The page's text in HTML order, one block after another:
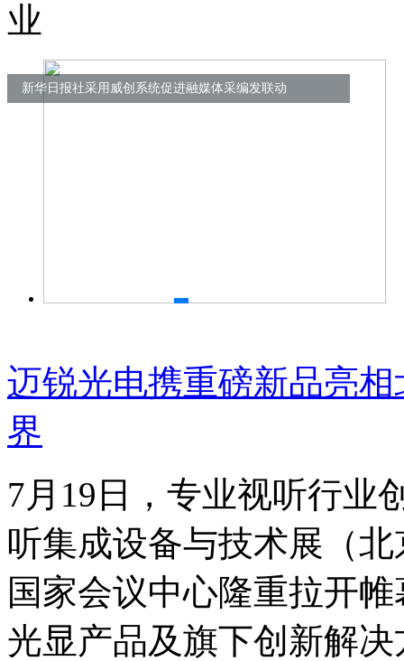
业
新华日报社采用威创系统促进融媒体采编发联动
迈锐光电携重磅新品亮
界
7月19日，专业视听行
听集成设备与技术展（
国家会议中心隆重拉开
光显产品及旗下创新解